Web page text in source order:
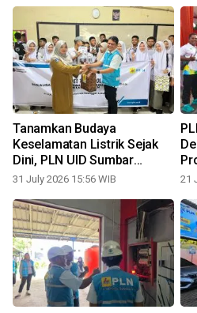
Tanamkan Budaya
Keselamatan Listrik Sejak
Dini, PLN UID Sumbar
Hadirkan "PLN Goes To
31 July 2026 15:56 WIB 21